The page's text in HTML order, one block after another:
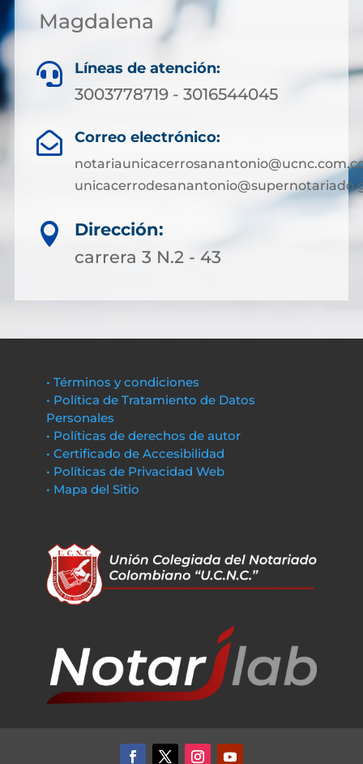
Magdalena
 Líneas de atención:
3003778719 - 3016544045
 Correo electrónico:

Dirección:
carrera 3 N.2 - 43
• Términos y condiciones
• Política de Tratamiento de Datos
Personales
• Políticas de derechos de autor
• Certificado de Accesibilidad
• Políticas de Privacidad Web
• Mapa del Sitio